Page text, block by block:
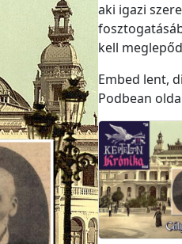
aki igazi
kell
Embed lent,
Podbean